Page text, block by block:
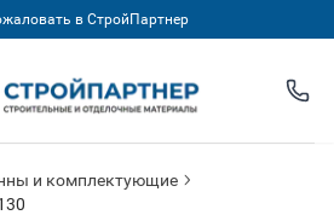
в СтройПартнер
и комплектующие